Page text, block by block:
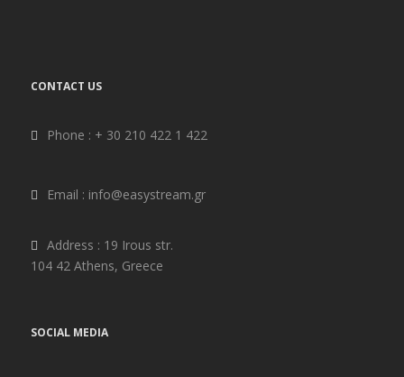
CONTACT US
Phone : + 30 210 422 1 422
Email : info@easystream.gr
Address : ​19 Irous str.
104 42 Athens, Greece
SOCIAL MEDIA